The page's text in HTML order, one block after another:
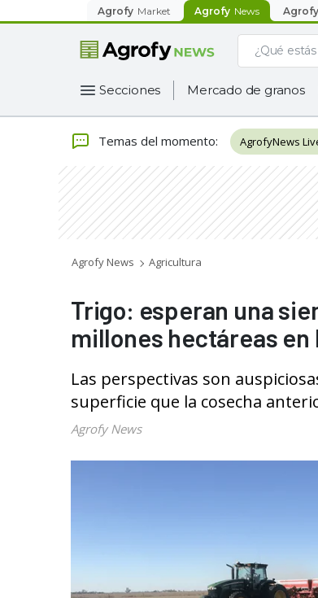
Agrofy Market Agrofy News Agrofy
Secciones Mercado de granos
Temas del momento: AgrofyNews
Agrofy News Agricultura
Trigo: esperan una
millones hectáreas en
Las perspectivas son
superficie que la cosecha
Agrofy News